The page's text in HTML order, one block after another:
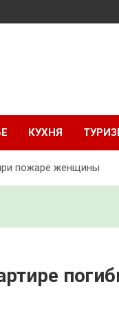
КУХНЯ
пожаре женщины